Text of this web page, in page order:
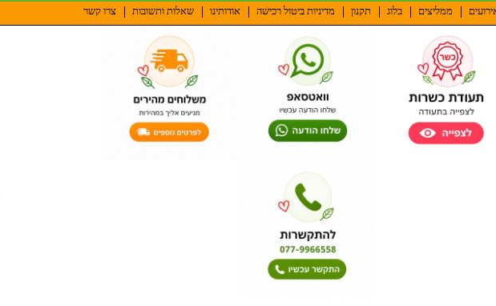
ממליצים בלוג תקנון מדיניות ביטול רכישה אודותינו שאלות ותשובות צרו קשר